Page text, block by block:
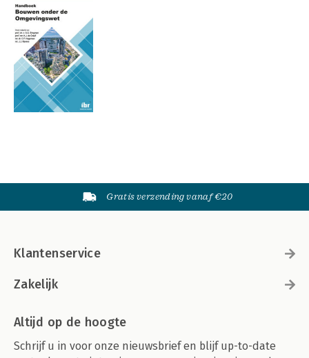
Gratis verzending vanaf €20
Klantenservice
Zakelijk
Altijd op de hoogte
Schrijf u in voor onze nieuwsbrief en blijf up-to-date